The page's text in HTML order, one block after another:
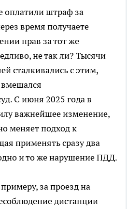
оплатили штраф за
время получаете
прав за тот же
не так ли? Тысячи
сталкивались с этим,
С июня 2025 года в
важнейшее изменение,
меняет подход к
применять сразу два
и то же нарушение ПДД.
за проезд на
дистанции